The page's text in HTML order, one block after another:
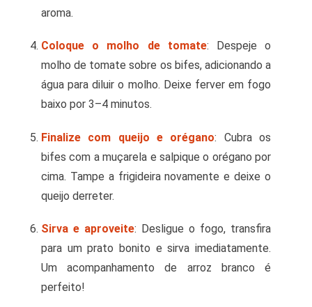
aroma.
Coloque o molho de tomate: Despeje o
molho de tomate sobre os bifes, adicionando a
água para diluir o molho. Deixe ferver em fogo
baixo por 3–4 minutos.
Finalize com queijo e orégano: Cubra os
bifes com a muçarela e salpique o orégano por
cima. Tampe a frigideira novamente e deixe o
queijo derreter.
Sirva e aproveite: Desligue o fogo, transfira
para um prato bonito e sirva imediatamente.
Um acompanhamento de arroz branco é
perfeito!